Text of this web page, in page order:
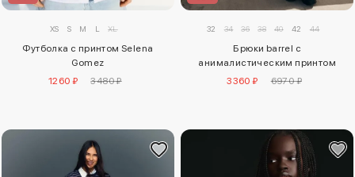
XS S M L XL
Футболка с принтом Selena
Gomez
1260 ₽
3480 ₽
32 34 36 38 40 42 44
Брюки barrel с
анималистическим принтом
3360 ₽
6970 ₽